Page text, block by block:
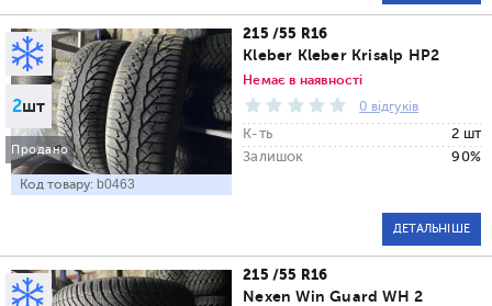
2шт
Продано
Код товару: b0463
215 /55 R16
Kleber Kleber Krisalp HP2
Немає в наявності
0 відгуків
К-ть
2 шт
Залишок
90%
ДЕТАЛЬНІШЕ
215 /55 R16
Nexen Win Guard WH 2